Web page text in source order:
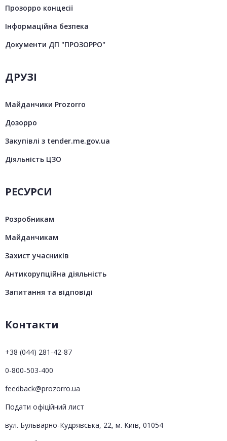
Прозорро концесії
Інформаційна безпека
Документи ДП "ПРОЗОРРО"
ДРУЗІ
Майданчики Prozorro
Дозорро
Закупівлі з tender.me.gov.ua
Діяльність ЦЗО
РЕСУРСИ
Розробникам
Майданчикам
Захист учасників
Антикорупційна діяльність
Запитання та відповіді
Контакти
+38 (044) 281-42-87
0-800-503-400
feedback@prozorro.ua
Подати офіційний лист
вул. Бульварно-Кудрявська, 22, м. Київ, 01054